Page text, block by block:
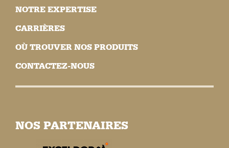
NOTRE EXPERTISE
CARRIÈRES
OÙ TROUVER NOS PRODUITS
CONTACTEZ-NOUS
NOS PARTENAIRES